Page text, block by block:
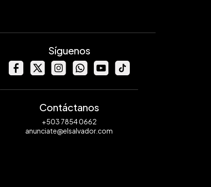
Síguenos
Contáctanos
+503 7854 0662
anunciate@elsalvador.com